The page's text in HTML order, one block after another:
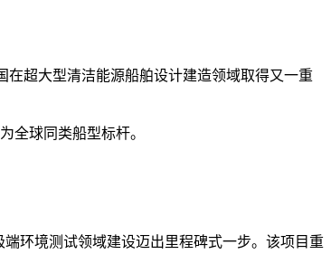
超大型清洁能源船舶设计建造领域取得又一重
全球同类船型标杆。
环境测试领域建设迈出里程碑式一步。该项目重